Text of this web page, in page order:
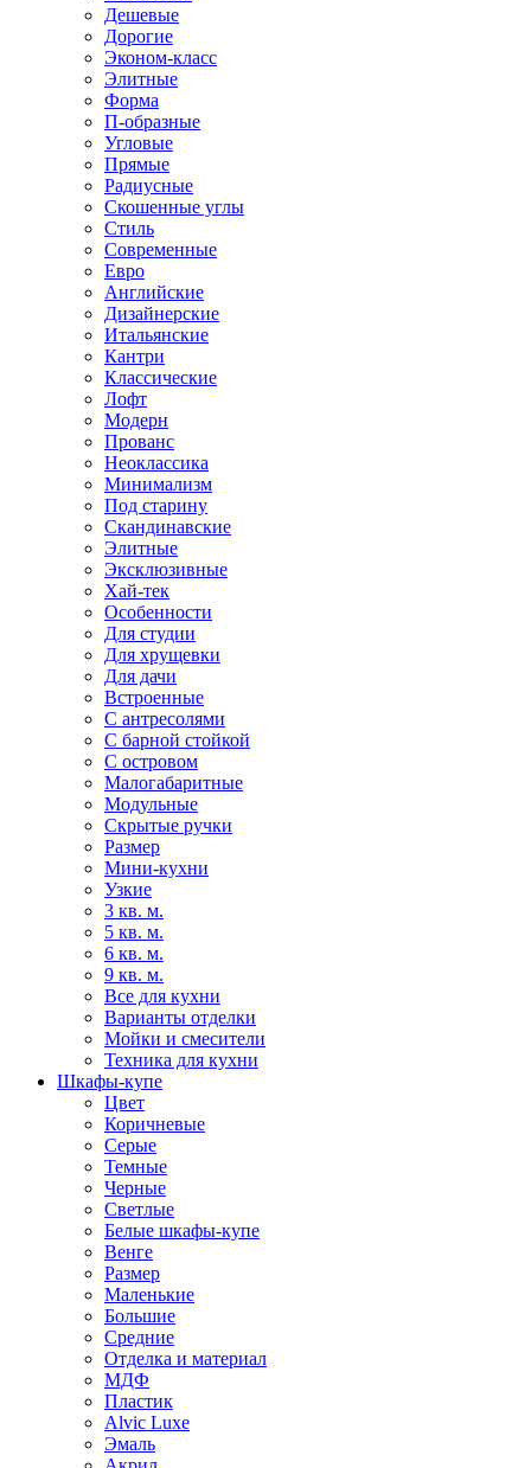
Дешевые
Дорогие
Эконом-класс
Элитные
Форма
П-образные
Угловые
Прямые
Радиусные
Скошенные углы
Стиль
Современные
Евро
Английские
Дизайнерские
Итальянские
Кантри
Классические
Лофт
Модерн
Прованс
Неоклассика
Минимализм
Под старину
Скандинавские
Элитные
Эксклюзивные
Хай-тек
Особенности
Для студии
Для хрущевки
Для дачи
Встроенные
С антресолями
С барной стойкой
С островом
Малогабаритные
Модульные
Скрытые ручки
Размер
Мини-кухни
Узкие
3 кв. м.
5 кв. м.
6 кв. м.
9 кв. м.
Все для кухни
Варианты отделки
Мойки и смесители
Техника для кухни
Шкафы-купе
Цвет
Коричневые
Серые
Темные
Черные
Светлые
Белые шкафы-купе
Венге
Размер
Маленькие
Большие
Средние
Отделка и материал
МДФ
Пластик
Alvic Luxe
Эмаль